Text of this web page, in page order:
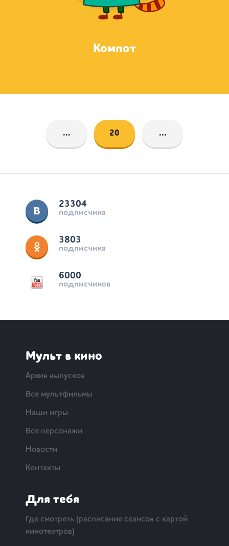
Компот
... 20 ...
23304
подписчика
3803
подписчика
6000
подписчиков
Мульт в кино
Архив выпусков
Все мультфильмы
Наши игры
Все персонажи
Новости
Контакты
Для тебя
Где смотреть (расписание сеансов с картой
кинотеатров)